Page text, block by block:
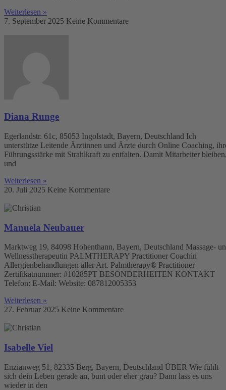
Weiterlesen »
7. September 2025 Keine Kommentare
Diana Runge
Egerlandstr. 61c, 85053 Ingolstadt, Bayern, Deutschland Ich
unterstütze Leitende Ärztinnen und Ärzte durch Online Coaching,
Führungsstärke mit Strahlkraft zu entfalten. Damit Mitarbeiter
und
Weiterlesen »
20. Juli 2025 Keine Kommentare
Manuela Neubauer
Marktweg 19, 84098 Hohenthann, Bayern, Deutschland Massage-
Wellnesstherapeutin PALMTHERAPY Practitioner Coachin
Allergienbehandlungen aller Art. Palmtherapy® Practitioner
Zertifikatnummer: #10285PT BESONDERHEITEN KONTAKT
Telefon: E-Mail: Website: 087812005353
Weiterlesen »
27. Februar 2025 Keine Kommentare
Isabelle Viel
Enzianweg 51, 82335 Berg, Bayern, Deutschland ÜBER Wie fühlt
sich dein Leben gerade an, bunt oder eher grau? Dann lass es uns
wieder in den